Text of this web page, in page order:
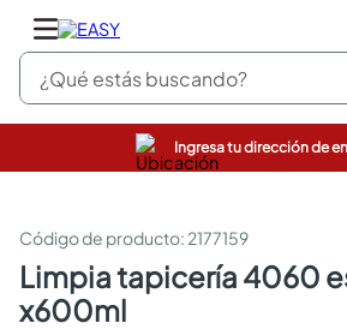
¿Qué estás buscando?
Ingresa tu dirección de
: 2177159
limpia tapicería 4060 espuma
x600ml
pinturas
sanitarios
comedor
escritorio